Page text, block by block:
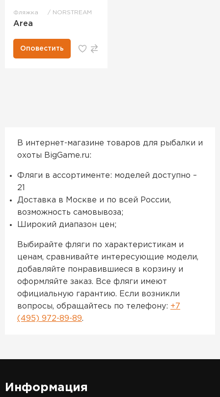
Фляжка NORSTREAM
Area
Оповестить
В интернет-магазине товаров для рыбалки и
охоты BigGame.ru:
Фляги в ассортименте: моделей доступно –
21
Доставка в Москве и по всей России,
возможность самовывоза;
Широкий диапазон цен;
Выбирайте фляги по характеристикам и
ценам, сравнивайте интересующие модели,
добавляйте понравившиеся в корзину и
оформляйте заказ. Все фляги имеют
официальную гарантию. Если возникли
вопросы, обращайтесь по телефону: +7
(495) 972-89-89.
Информация